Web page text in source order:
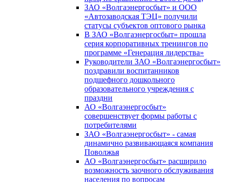
ЗАО «Волгаэнергосбыт» и ООО
«Автозаводская ТЭЦ» получили
статусы субъектов оптового рынка
В ЗАО «Волгаэнергосбыт» прошла
серия корпоративных тренингов по
программе «Генерация лидерства»
Руководители ЗАО «Волгаэнергосбыт»
поздравили воспитанников
подшефного дошкольного
образовательного учреждения с
праздни
АО «Волгаэнергосбыт»
совершенствует формы работы с
потребителями
ЗАО «Волгаэнергосбыт» - самая
динамично развивающаяся компания
Поволжья
АО «Волгаэнергосбыт» расширило
возможность заочного обслуживания
населения по вопросам